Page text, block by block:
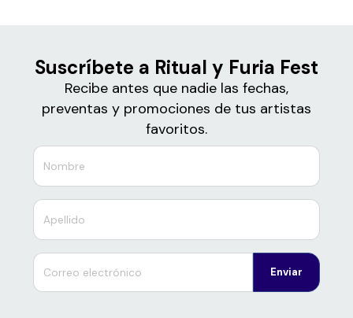
Suscríbete a Ritual y Furia Fest
Recibe antes que nadie las fechas,
preventas y promociones de tus artistas
favoritos.
Enviar